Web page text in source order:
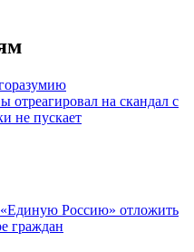
отреагировал на скандал с
не пускает